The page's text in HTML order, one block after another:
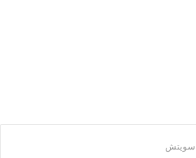
سويتش